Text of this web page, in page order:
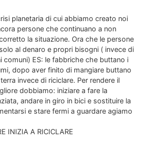
planetaria di cui abbiamo creato noi
persone che continuano a non
la situazione. Ora che le persone
al denaro e propri bisogni ( invece di
comuni) ES: le fabbriche che buttano i
dopo aver finito di mangiare buttano
invece di riciclare. Per rendere il
dobbiamo: iniziare a fare la
andare in giro in bici e sostituire la
e stare fermi a guardare agiamo
INIZIA A RICICLARE